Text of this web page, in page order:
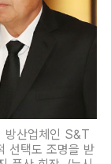
방산업체인 S&T
선택도 조명을 받